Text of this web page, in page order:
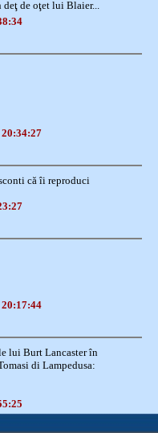
de oţet lui Blaier...
că îi reproduci
lui Burt Lancaster în
di Lampedusa: